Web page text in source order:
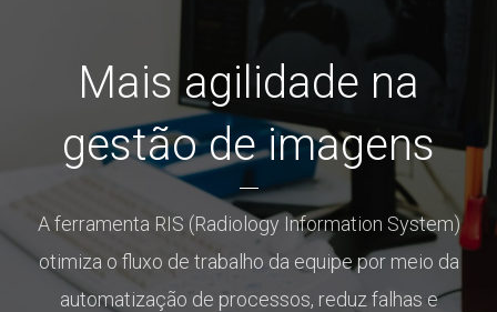
Mais agilidade na
gestão de imagens
A ferramenta RIS (Radiology Information System)
otimiza o fluxo de trabalho da equipe por meio da
automatização de processos, reduz falhas e